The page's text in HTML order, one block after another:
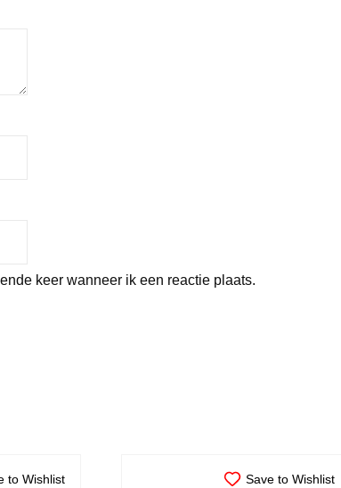
keer wanneer ik een reactie plaats.
to Wishlist Save to Wishlist